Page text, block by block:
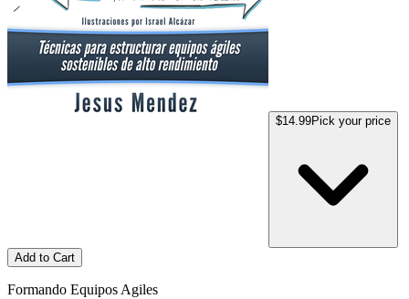
$14.99Pick your price
Add to Cart
Formando Equipos Agiles